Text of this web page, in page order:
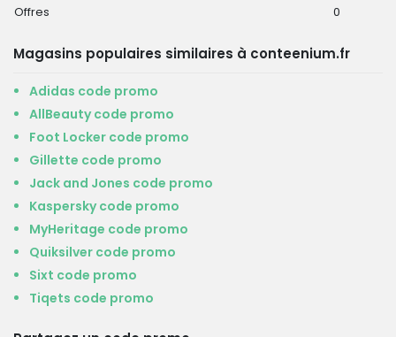
Offres
0
Magasins populaires similaires à conteenium.fr
Adidas code promo
AllBeauty code promo
Foot Locker code promo
Gillette code promo
Jack and Jones code promo
Kaspersky code promo
MyHeritage code promo
Quiksilver code promo
Sixt code promo
Tiqets code promo